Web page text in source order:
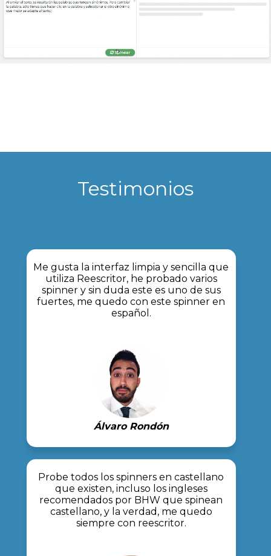
Testimonios
Me gusta la interfaz limpia y sencilla que
utiliza Reescritor, he probado varios
spinner y sin duda este es uno de sus
fuertes, me quedo con este spinner en
español.
Álvaro Rondón
Probe todos los spinners en castellano
que existen, incluso los ingleses
recomendados por BHW que spinean
castellano, y la verdad, me quedo
siempre con reescritor.